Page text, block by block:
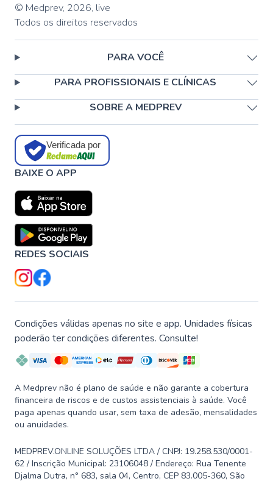
© Medprev, 2026, live
Todos os direitos reservados
PARA VOCÊ
PARA PROFISSIONAIS E CLÍNICAS
SOBRE A MEDPREV
Verificada por
BAIXE O APP
REDES SOCIAIS
Condições válidas apenas no site e app. Unidades físicas
poderão ter condições diferentes. Consulte!
A Medprev não é plano de saúde e não garante a cobertura
financeira de riscos e de custos assistenciais à saúde. Você
paga apenas quando usar, sem taxa de adesão, mensalidades
ou anuidades.
MEDPREV.ONLINE SOLUÇÕES LTDA / CNPJ: 19.258.530/0001-
62 / Inscrição Municipal: 23106048 / Endereço: Rua Tenente
Djalma Dutra, n° 683, sala 04, Centro, CEP 83.005-360, São